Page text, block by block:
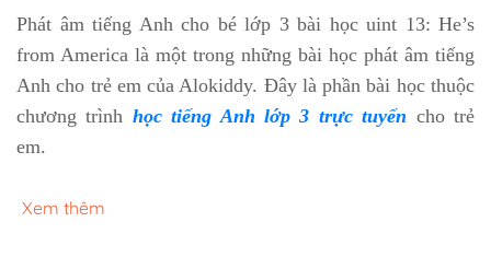
Phát âm tiếng Anh cho bélớp 3 bài học uint 13: He’s
from America là một trong những bài học phát âm tiếng
Anh cho trẻ em của Alokiddy. Đây là phần bài học thuộc
chương trình học tiếng Anh lớp 3 trực tuyến cho trẻ
em.
Xem thêm